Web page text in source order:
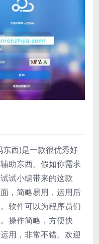
西)是一款很优秀好
助东西。假如你需求
试小编带来的这款
，简略易用，运用后
软件可以为程序员们
操作简略，方便快
用，非常不错。欢迎